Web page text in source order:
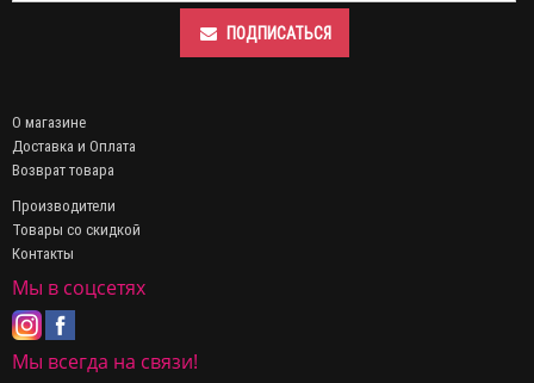
ПОДПИСАТЬСЯ
О магазине
Доставка и Оплата
Возврат товара
Производители
Товары со скидкой
Контакты
Мы в соцсетях
Мы всегда на связи!